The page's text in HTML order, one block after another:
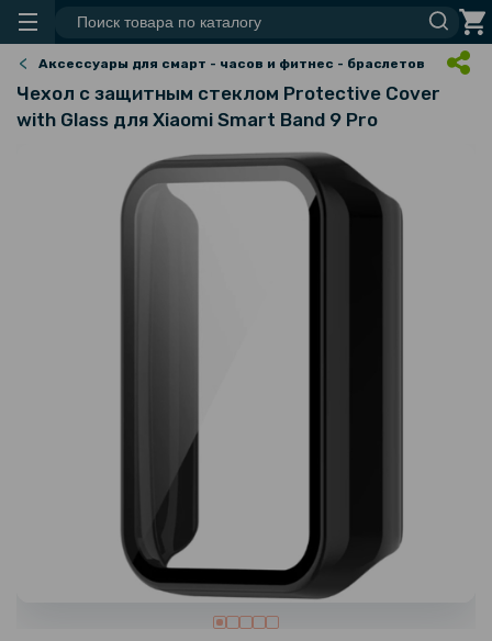
Аксессуары для смарт - часов и фитнес - браслетов
Чехол с защитным стеклом Protective Cover
with Glass для Xiaomi Smart Band 9 Pro